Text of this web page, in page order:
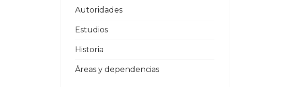
Autoridades
Estudios
Historia
Áreas y dependencias